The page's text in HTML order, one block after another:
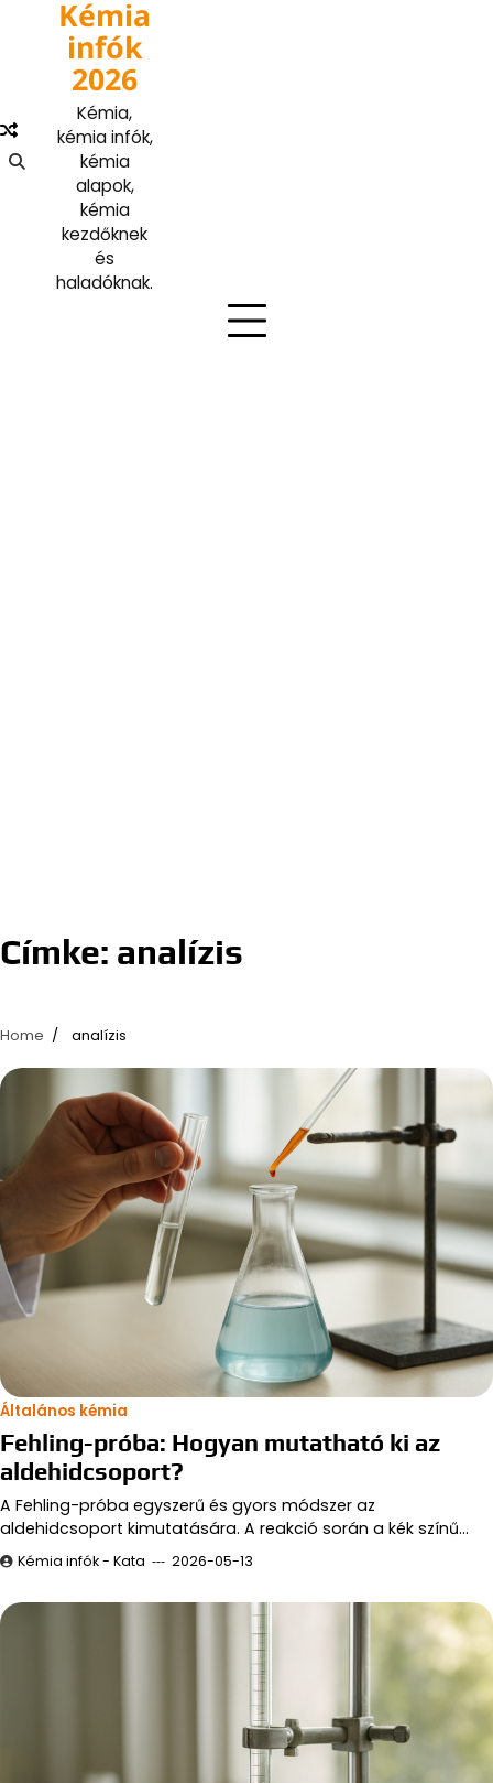
Kémia
infók
2026
Kémia,
kémia infók,
kémia
alapok,
kémia
kezdőknek
és
haladóknak.
Címke: analízis
Home analízis
Általános kémia
Fehling-próba: Hogyan mutatható ki az
aldehidcsoport?
A Fehling-próba egyszerű és gyors módszer az
aldehidcsoport kimutatására. A reakció során a kék színű…
Kémia infók - Kata 2026-05-13